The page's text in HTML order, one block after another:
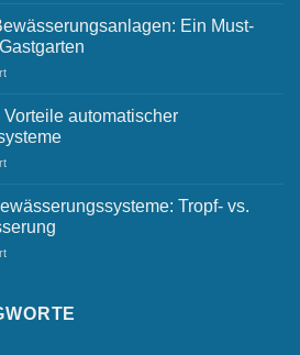
Bewässerungslösungen
für
kleine
Gärten
Ein Must-
für
Bewässerungsanlagen:
Must-
Have
jeden
Gastgarten
automatischer
für
wichtigsten
automatischer
Bewässerungssysteme
Tropf- vs.
für
Bewässerungssysteme: